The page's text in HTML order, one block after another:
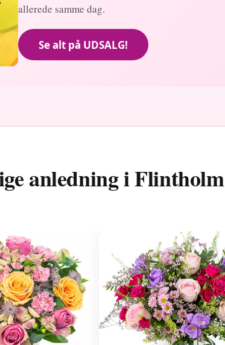
allerede samme dag.
Se alt på UDSALG!
anledning i Flintholm